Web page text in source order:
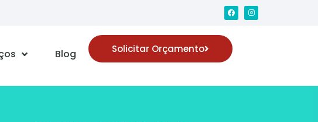
Blog Solicitar Orçamento